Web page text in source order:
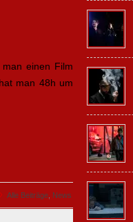
einen Film
man 48h um
Alle Beiträge News